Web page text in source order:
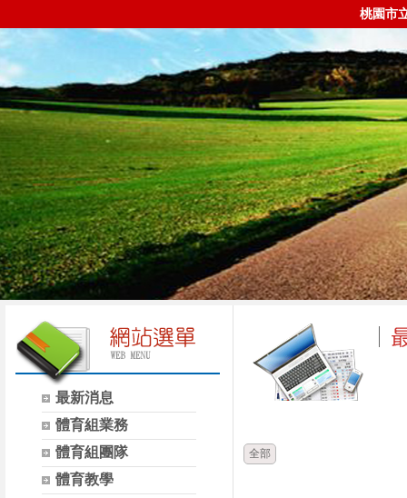
桃園市
最新消息
體育組業務
體育組團隊
體育教學
全部